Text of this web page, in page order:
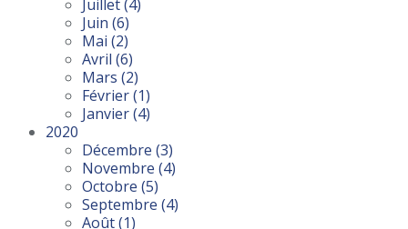
Juillet(4)
Juin (6)
Mai (2)
Avril (6)
Mars (2)
Février(1)
Janvier(4)
2020
Décembre (3)
Novembre (4)
Octobre (5)
Septembre (4)
Août(1)